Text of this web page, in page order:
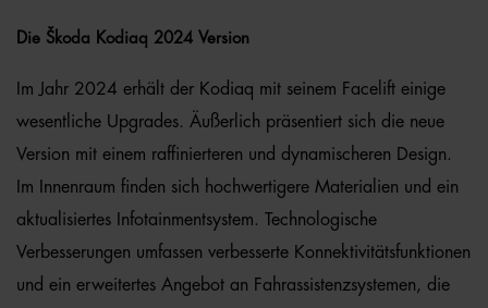
Die Škoda Kodiaq 2024 Version
Im Jahr 2024 erhält der Kodiaq mit seinem Facelift einige
wesentliche Upgrades. Äußerlich präsentiert sich die neue
Version mit einem raffinierteren und dynamischeren Design.
Im Innenraum finden sich hochwertigere Materialien und ein
aktualisiertes Infotainmentsystem. Technologische
Verbesserungen umfassen verbesserte Konnektivitätsfunktionen
und ein erweitertes Angebot an Fahrassistenzsystemen, die